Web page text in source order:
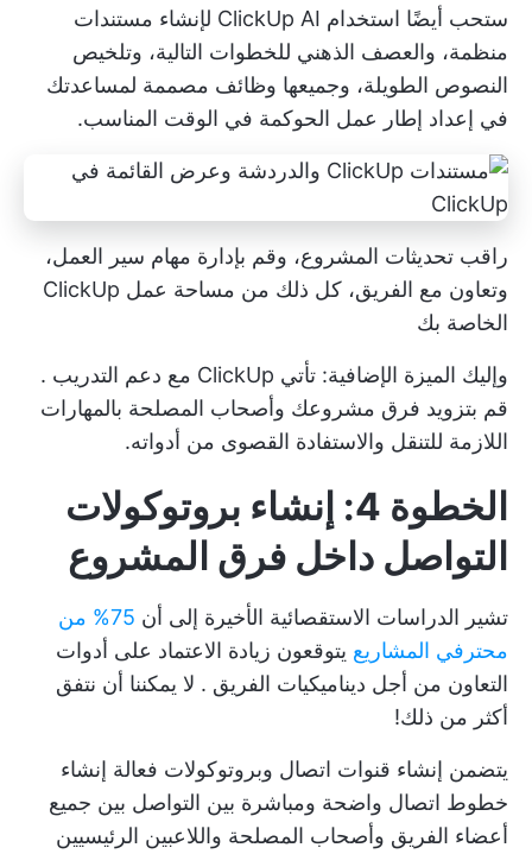
ستحب أيضًا استخدام ClickUp AI لإنشاء مستندات
منظمة، والعصف الذهني للخطوات التالية، وتلخيص
النصوص الطويلة، وجميعها وظائف مصممة لمساعدتك
في إعداد إطار عمل الحوكمة في الوقت المناسب.
راقب تحديثات المشروع، وقم بإدارة مهام سير العمل،
وتعاون مع الفريق، كل ذلك من مساحة عمل ClickUp
الخاصة بك
وإليك الميزة الإضافية: تأتي ClickUp مع دعم التدريب .
قم بتزويد فرق مشروعك وأصحاب المصلحة بالمهارات
اللازمة للتنقل والاستفادة القصوى من أدواته.
الخطوة 4: إنشاء بروتوكولات
التواصل داخل فرق المشروع
تشير الدراسات الاستقصائية الأخيرة إلى أن
75% من
محترفي المشاريع يتوقعون زيادة الاعتماد على أدوات
التعاون من أجل ديناميكيات الفريق . لا يمكننا أن نتفق
أكثر من ذلك!
يتضمن إنشاء قنوات اتصال وبروتوكولات فعالة إنشاء
خطوط اتصال واضحة ومباشرة بين التواصل بين جميع
أعضاء الفريق وأصحاب المصلحة واللاعبين الرئيسيين